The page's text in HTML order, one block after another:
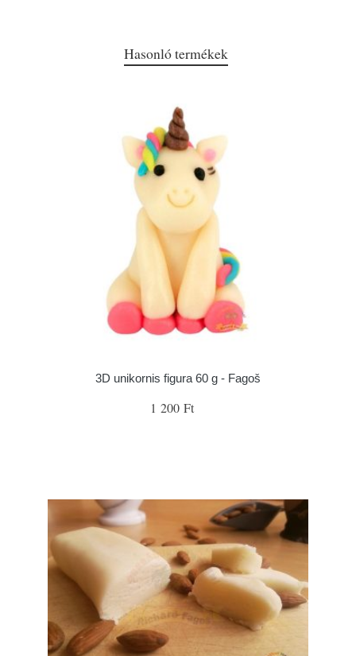
Hasonló termékek
3D unikornis figura 60 g - Fagoš
1 200 Ft